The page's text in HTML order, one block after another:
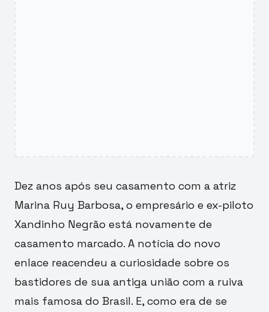
Dez anos após seu casamento com a atriz
Marina Ruy Barbosa, o empresário e ex-piloto
Xandinho Negrão está novamente de
casamento marcado. A notícia do novo
enlace reacendeu a curiosidade sobre os
bastidores de sua antiga união com a ruiva
mais famosa do Brasil. E, como era de se